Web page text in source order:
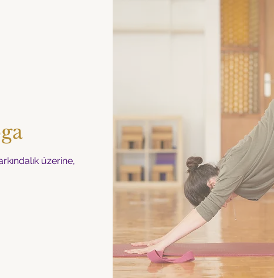
üzerine,